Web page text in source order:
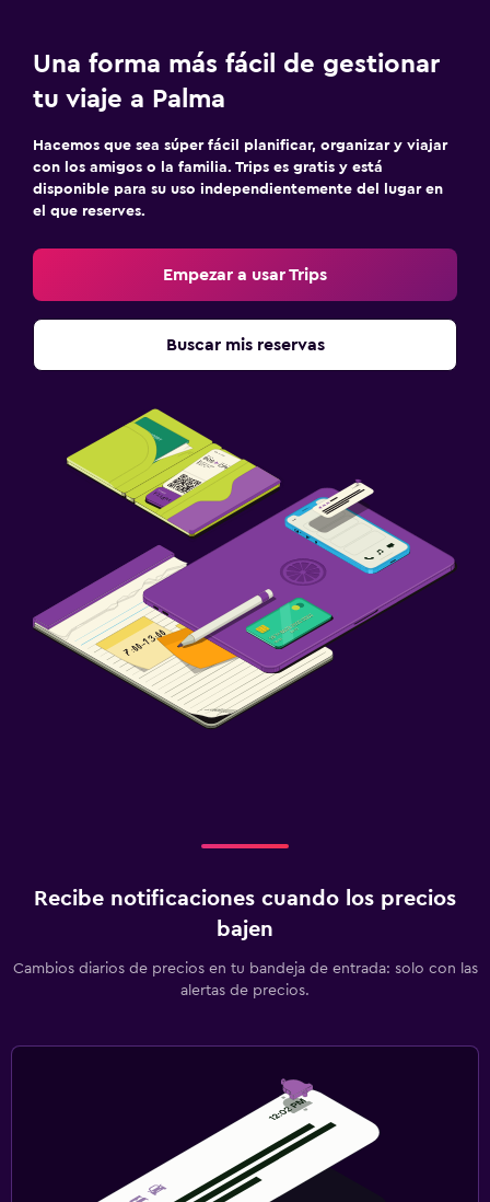
Una forma más fácil de gestionar
tu viaje a Palma
Hacemos que sea súper fácil planificar, organizar y viajar
con los amigos o la familia. Trips es gratis y está
disponible para su uso independientemente del lugar en
el que reserves.
Empezar a usar Trips
Buscar mis reservas
Recibe notificaciones cuando los precios
bajen
Cambios diarios de precios en tu bandeja de entrada: solo con las
alertas de precios.